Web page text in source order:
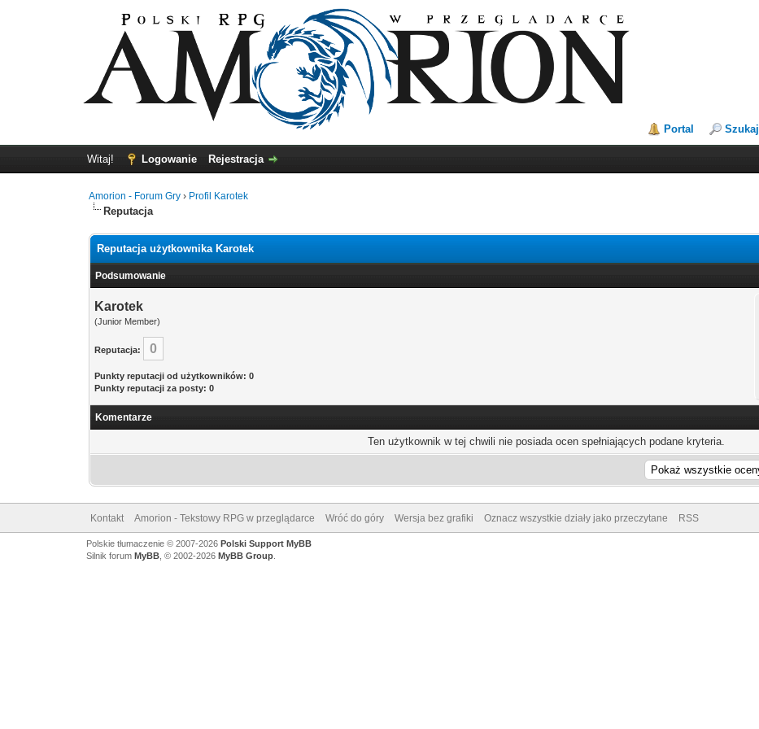
Portal Szukaj
Witaj! Logowanie Rejestracja
Amorion - Forum Gry › Profil Karotek
Reputacja
Reputacja użytkownika Karotek
Podsumowanie
Karotek
(Junior Member)
Reputacja: 0
Punkty reputacji od użytkowników: 0
Punkty reputacji za posty: 0
Komentarze
Ten użytkownik w tej chwili nie posiada ocen spełniających podane kryteria.
Kontakt Amorion - Tekstowy RPG w przeglądarce Wróć do góry Wersja bez grafiki Oznacz wszystkie działy jako przeczytane RSS
Polskie tłumaczenie © 2007-2026 Polski Support MyBB
Silnik forum MyBB, © 2002-2026 MyBB Group.